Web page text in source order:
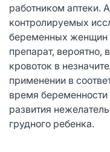
работником аптеки.
контролируемых
беременных женщин
препарат, вероятно,
кровоток в
применении в
время беременности
развития
грудного ребенка.